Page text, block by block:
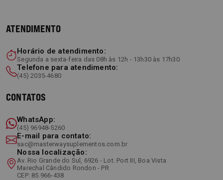
ATENDIMENTO
Horário de atendimento:
Segunda a sexta-feira das 08h às 12h - 13h30 às 17h30
Telefone para atendimento:
(45) 2035-4680
CONTATOS
WhatsApp:
(45) 96948-5260
E-mail para contato:
sac@masterwaysuplementos.com.br
Nossa localização:
Av. Rio Grande do Sul, 6926 - Lot. Port III, Boa Vista
Marechal Cândido Rondon - PR
CEP: 85.966-438